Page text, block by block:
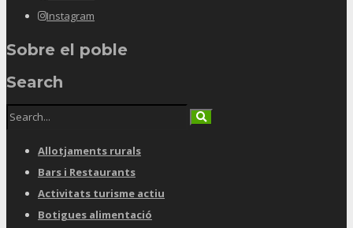
Instagram
Sobre el poble
Search
Allotjaments rurals
Bars i Restaurants
Activitats turisme actiu
Botigues alimentació